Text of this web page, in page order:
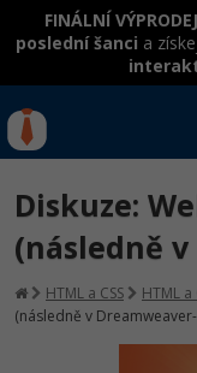
FINÁLNÍ
poslední šanci a
hrazené
Umělá
Kurzy IT
Junior
Kurzy
Přihlásit se|
Diskuze:
(následně
HTML a CSS HTML a
(následně v